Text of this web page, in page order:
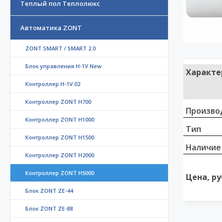
Теплый пол Теплолюкс
Автоматика ZONT
ZONT SMART / SMART 2.0
Блок управления H-1V New
Контроллер H-1V.02
Контроллер ZONT H700
Контроллер ZONT H1000
Контроллер ZONT H1500
Контроллер ZONT H2000
Контроллер ZONT H5000
Блок ZONT ZE-44
Блок ZONT ZE-88
Тип
Наличие
Цена,